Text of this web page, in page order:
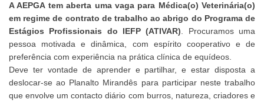
A AEPGA tem aberta uma vaga para Médica(o) Veterinária(o)
em regime de contrato de trabalho ao abrigo do Programa de
Estágios Profissionais do IEFP (ATIVAR) . Procuramos uma
pessoa motivada e dinâmica, com espírito cooperativo e de
preferência com experiência na prática clínica de equídeos.
Deve ter vontade de aprender e partilhar, e estar disposta a
deslocar-se ao Planalto Mirandês para participar neste trabalho
que envolve um contacto diário com burros, natureza, criadores e